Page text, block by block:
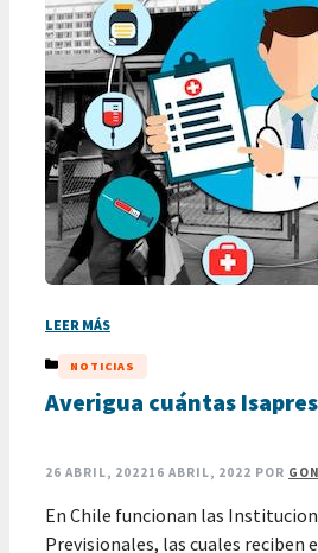
LEER MÁS
CATEGORÍAS
NOTICIAS
Averigua cuántas
26 ABRIL, 202216 ABRIL, 2022 POR
En Chile funcionan las
Previsionales, las cuales reciben